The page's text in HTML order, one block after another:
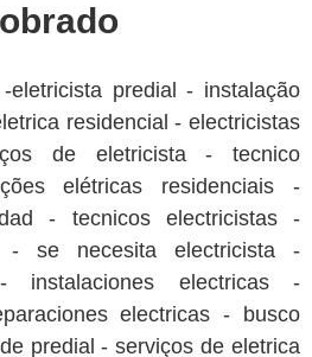
eletricista predial - instalação
residencial - electricistas
de eletricista - tecnico
elétricas residenciais -
- tecnicos electricistas -
- se necesita electricista -
instalaciones electricas -
electricas - busco
predial - serviços de eletrica